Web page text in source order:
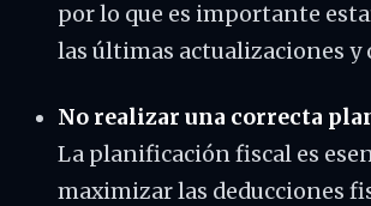
por lo que es importante
las últimas actualizaciones y
No realizar una correcta
La planificación fiscal es
maximizar las deducciones